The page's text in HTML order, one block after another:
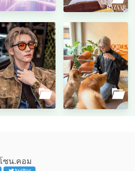
ซน.คอม